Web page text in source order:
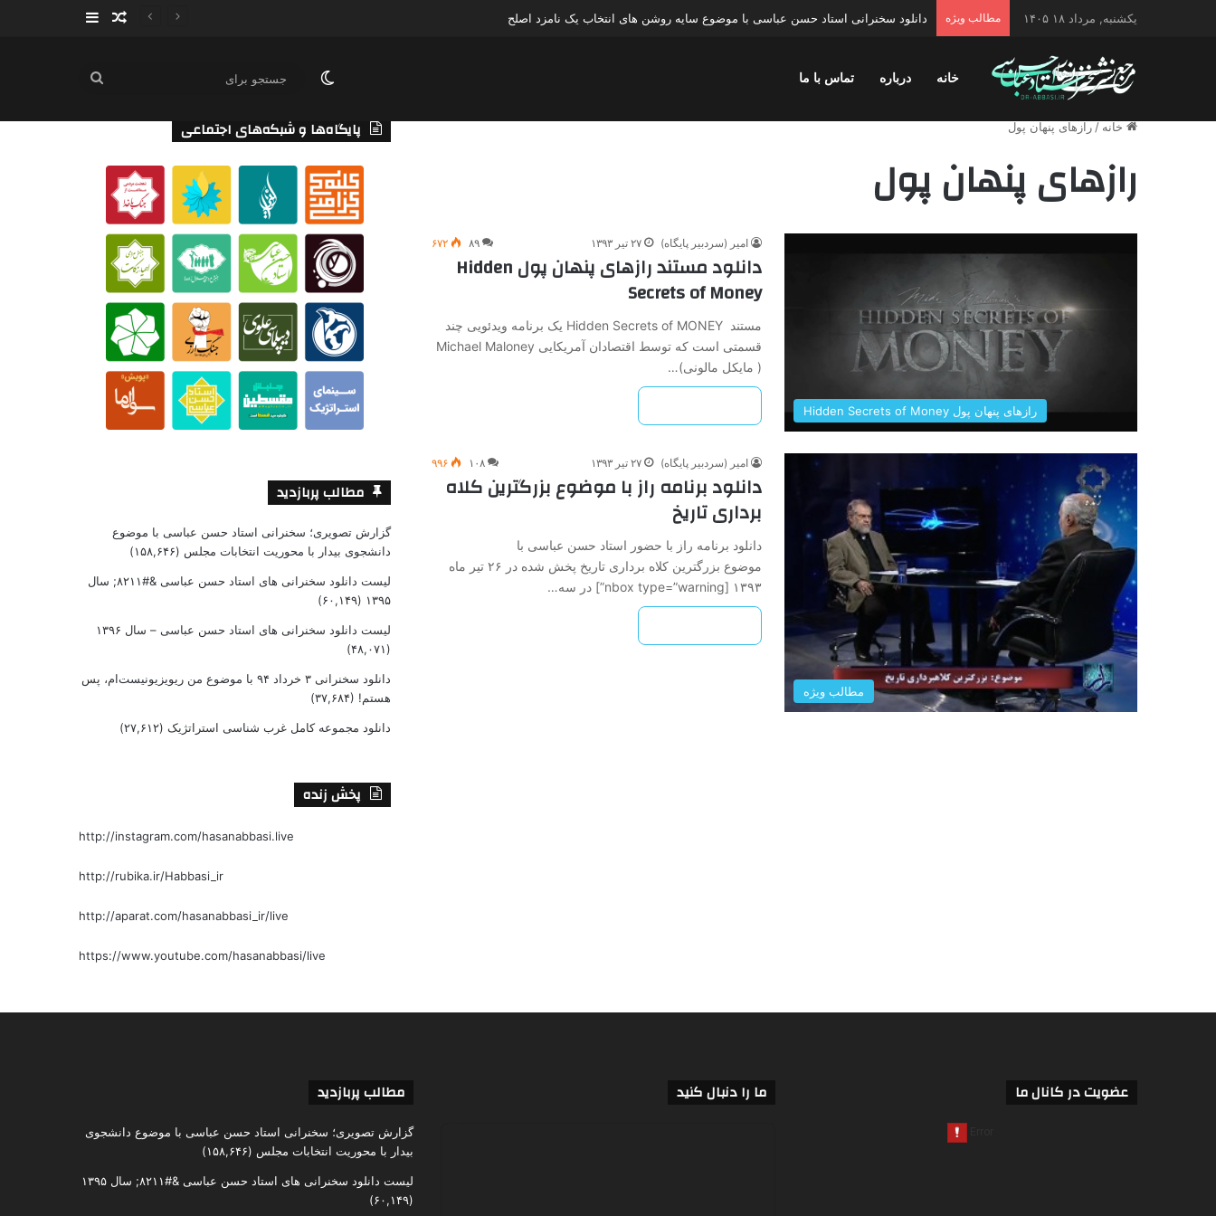
یکشنبه, مرداد ۱۸ ۱۴۰۵ مطالب ویژه دانلود سخنرانی استاد حسن عباسی با موضوع سایه روشن های انتخاب یک نامزد اصلح نوشته تصادفی
سایدبار
خانه درباره تماس با ما تغییر پوسته
جستجو
خانه / رازهای پنهان پول
رازهای پنهان پول
رازهای پنهان پول Hidden Secrets of Money
امیر (سردبیر پایگاه) ۲۷ تیر ۱۳۹۳ ۸۹ ۶۷۲
دانلود مستند رازهای پنهان پول Hidden
Secrets of Money
مستند Hidden Secrets of MONEY یک برنامه ویدئویی چند
قسمتی است که توسط اقتصادان آمریکایی Michael Maloney
( مایکل مالونی)…
مطالب ویژه
امیر (سردبیر پایگاه) ۲۷ تیر ۱۳۹۳ ۱۰۸ ۹۹۶
دانلود برنامه راز با موضوع بزرگترین کلاه
برداری تاریخ
دانلود برنامه راز با حضور استاد حسن عباسی با
موضوع بزرگترین کلاه برداری تاریخ پخش شده در ۲۶ تیر ماه
۱۳۹۳ [nbox type=”warning”] در سه…
پایگاه‌ها و شبکه‌های اجتماعی
مطالب پربازدید
گزارش تصویری؛ سخنرانی استاد حسن عباسی با موضوع
دانشجوی بیدار با محوریت انتخابات مجلس (۱۵۸,۶۴۶)
لیست دانلود سخنرانی های استاد حسن عباسی &#۸۲۱۱; سال
۱۳۹۵ (۶۰,۱۴۹)
لیست دانلود سخنرانی های استاد حسن عباسی – سال ۱۳۹۶
(۴۸,۰۷۱)
دانلود سخنرانی ۳ خرداد ۹۴ با موضوع من ریویزیونیست‌ام، پس
هستم! (۳۷,۶۸۴)
دانلود مجموعه کامل غرب شناسی استراتژیک (۲۷,۶۱۲)
پخش زنده
http://instagram.com/hasanabbasi.live
http://rubika.ir/Habbasi_ir
http://aparat.com/hasanabbasi_ir/live
https://www.youtube.com/hasanabbasi/live
عضویت در کانال ما ما را دنبال کنید مطالب پربازدید
گزارش تصویری؛ سخنرانی استاد حسن عباسی با موضوع دانشجوی
بیدار با محوریت انتخابات مجلس (۱۵۸,۶۴۶)
لیست دانلود سخنرانی های استاد حسن عباسی &#۸۲۱۱; سال ۱۳۹۵
(۶۰,۱۴۹)